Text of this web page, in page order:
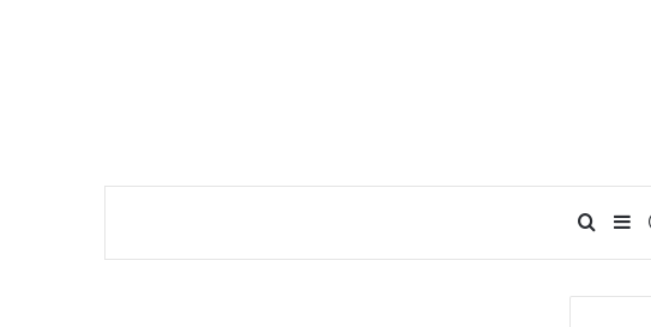
بحث
عن
إضافة
عمود
تسجيل
الدخول